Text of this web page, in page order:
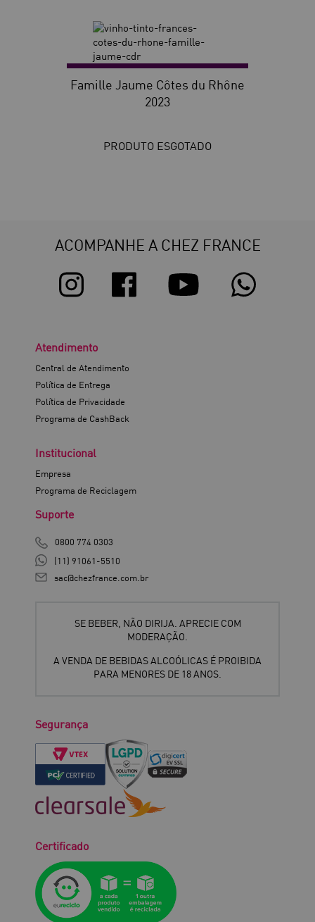
Famille Jaume Côtes du Rhône
2023
PRODUTO ESGOTADO
ACOMPANHE A CHEZ FRANCE
Atendimento
Central de Atendimento
Política de Entrega
Política de Privacidade
Programa de CashBack
Institucional
Empresa
Programa de Reciclagem
Suporte
0800 774 0303
(11) 91061-5510
sac@chezfrance.com.br
SE BEBER, NÃO DIRIJA. APRECIE COM
MODERAÇÃO.
A VENDA DE BEBIDAS ALCOÓLICAS É PROIBIDA
PARA MENORES DE 18 ANOS.
Segurança
Certificado